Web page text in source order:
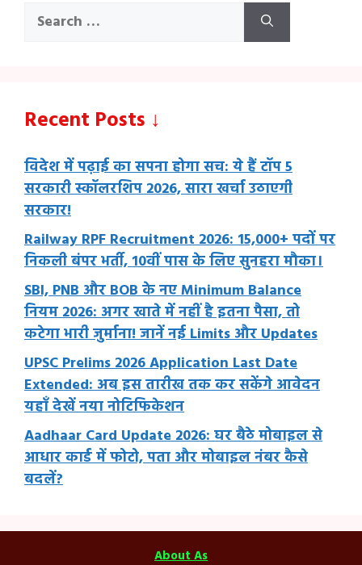
Search
Recent Posts ↓
विदेश में पढ़ाई का सपना होगा सच: ये हैं टॉप 5
सरकारी स्कॉलरशिप 2026, सारा खर्चा उठाएगी
सरकार!
Railway RPF Recruitment 2026: 15,000+ पदों पर
निकली बंपर भर्ती, 10वीं पास के लिए सुनहरा मौका।
SBI, PNB और BOB के नए Minimum Balance
नियम 2026: अगर खाते में नहीं है इतना पैसा, तो
कटेगा भारी जुर्माना! जानें नई Limits और Updates
UPSC Prelims 2026 Application Last Date
Extended: अब इस तारीख तक कर सकेंगे आवेदन
यहाँ देखें नया नोटिफिकेशन
Aadhaar Card Update 2026: घर बैठे मोबाइल से
आधार कार्ड में फोटो, पता और मोबाइल नंबर कैसे
बदलें?
About As